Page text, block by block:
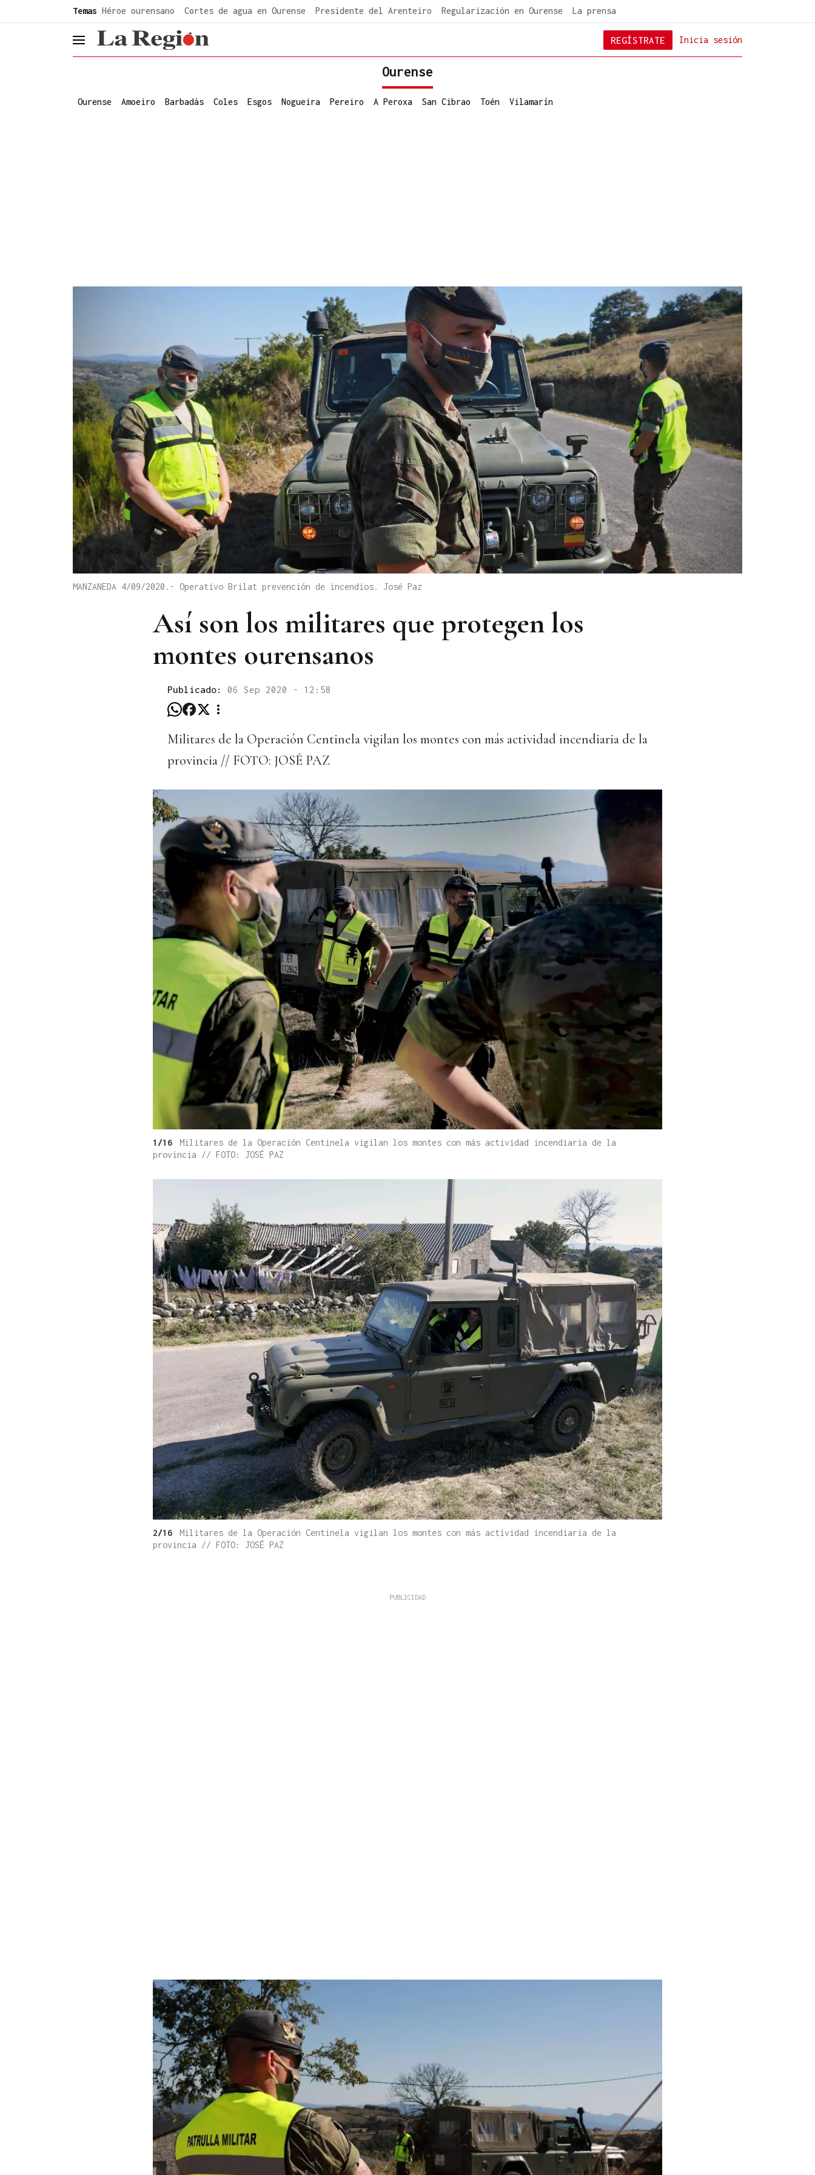
Temas Héroe ourensano Cortes de agua en Ourense Presidente del Arenteiro Regularización en Ourense La prensa
header.menu.open Inicia sesión
REGÍSTRATE
Ourense
Ourense Amoeiro Barbadás Coles Esgos Nogueira Pereiro A Peroxa San Cibrao Toén Vilamarín
MANZANEDA 4/09/2020.- Operativo Brilat prevención de incendios. José Paz
Así son los militares que protegen los
montes ourensanos
Publicado: 06 Sep 2020 - 12:58
Militares de la Operación Centinela vigilan los montes con más actividad incendiaria de la
provincia // FOTO: JOSÉ PAZ
1/16
Militares de la Operación Centinela vigilan los montes con más actividad incendiaria de la
provincia // FOTO: JOSÉ PAZ
2/16
Militares de la Operación Centinela vigilan los montes con más actividad incendiaria de la
provincia // FOTO: JOSÉ PAZ